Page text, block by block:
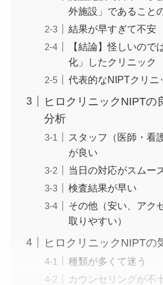
外施設」であること
結果が早すぎて不安
【結論】怪しいので
化」したクリニック
代表的なNIPTクリニ
ヒロクリニックNIPTの
分析
スタッフ（医師・看
が良い
当日の対応がスムー
検査結果が早い
その他（安い、アク
取りやすい）
ヒロクリニックNIPTの
種類が多くて迷う
カウンセリングが不